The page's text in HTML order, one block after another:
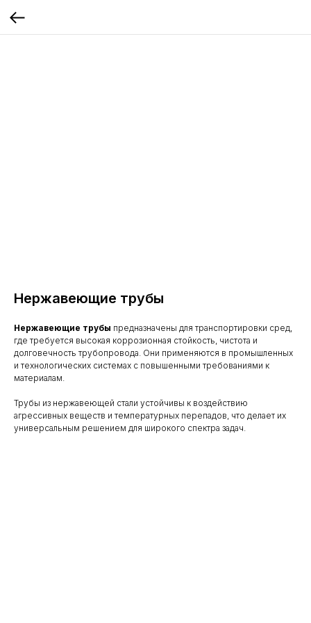
Нержавеющие трубы
Нержавеющие трубы предназначены для транспортировки сред,
где требуется высокая коррозионная стойкость, чистота и
долговечность трубопровода. Они применяются в промышленных
и технологических системах с повышенными требованиями к
материалам.
Трубы из нержавеющей стали устойчивы к воздействию
агрессивных веществ и температурных перепадов, что делает их
универсальным решением для широкого спектра задач.